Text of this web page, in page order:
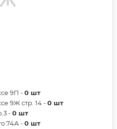
9П -0 шт
9Ж стр. 14 -0 шт
-0 шт
74А -0 шт